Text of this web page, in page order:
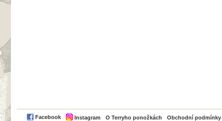
Facebook Instagram O Terryho ponožkách Obchodní podmínky
PayPal